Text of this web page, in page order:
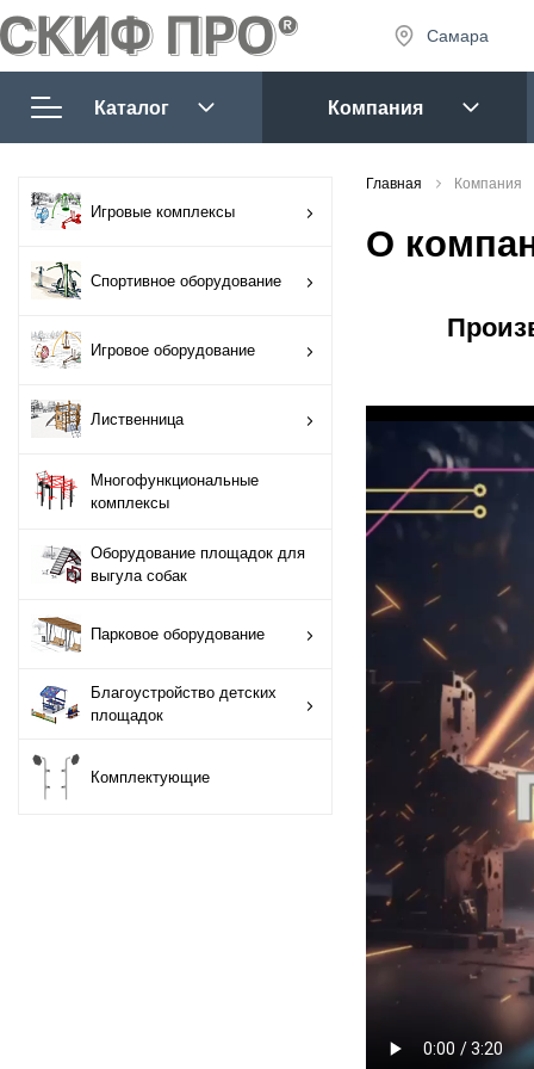
Самара
8 (927)
8 (927)
Каталог
оборудование
Игровое
оборудование
Лиственница
Многофункциональные
комплексы
Оборудование
площадок для
выгула собак
оборудование
Благоустройство
детских площадок
Компания
Игровые комплексы
Спортивное оборудование
Игровое оборудование
Лиственница
Многофункциональные
комплексы
Оборудование площадок для
выгула собак
Парковое оборудование
Благоустройство детских
площадок
Комплектующие
Главная Компания
О